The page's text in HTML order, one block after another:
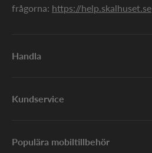
frågorna: https://help.skalhuset.se
Handla
Kundservice
Populära mobiltillbehör